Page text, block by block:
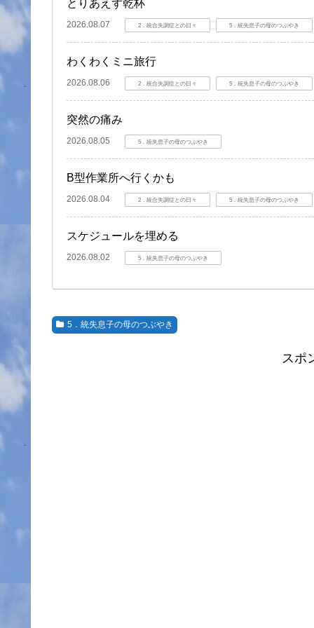
とりあえず乾杯
2026.08.07 2．統合失調症との日々 5．統失息子の母のつぶやき
わくわくミニ旅行
2026.08.06 2．統合失調症との日々 5．統失息子の母のつぶやき
突然の痛み
2026.08.05 5．統失息子の母のつぶやき
B型作業所へ行くかも
2026.08.04 2．統合失調症との日々 5．統失息子の母のつぶやき
スケジュールを埋める
2026.08.02 5．統失息子の母のつぶやき
5．統失息子の母のつぶやき
スポ